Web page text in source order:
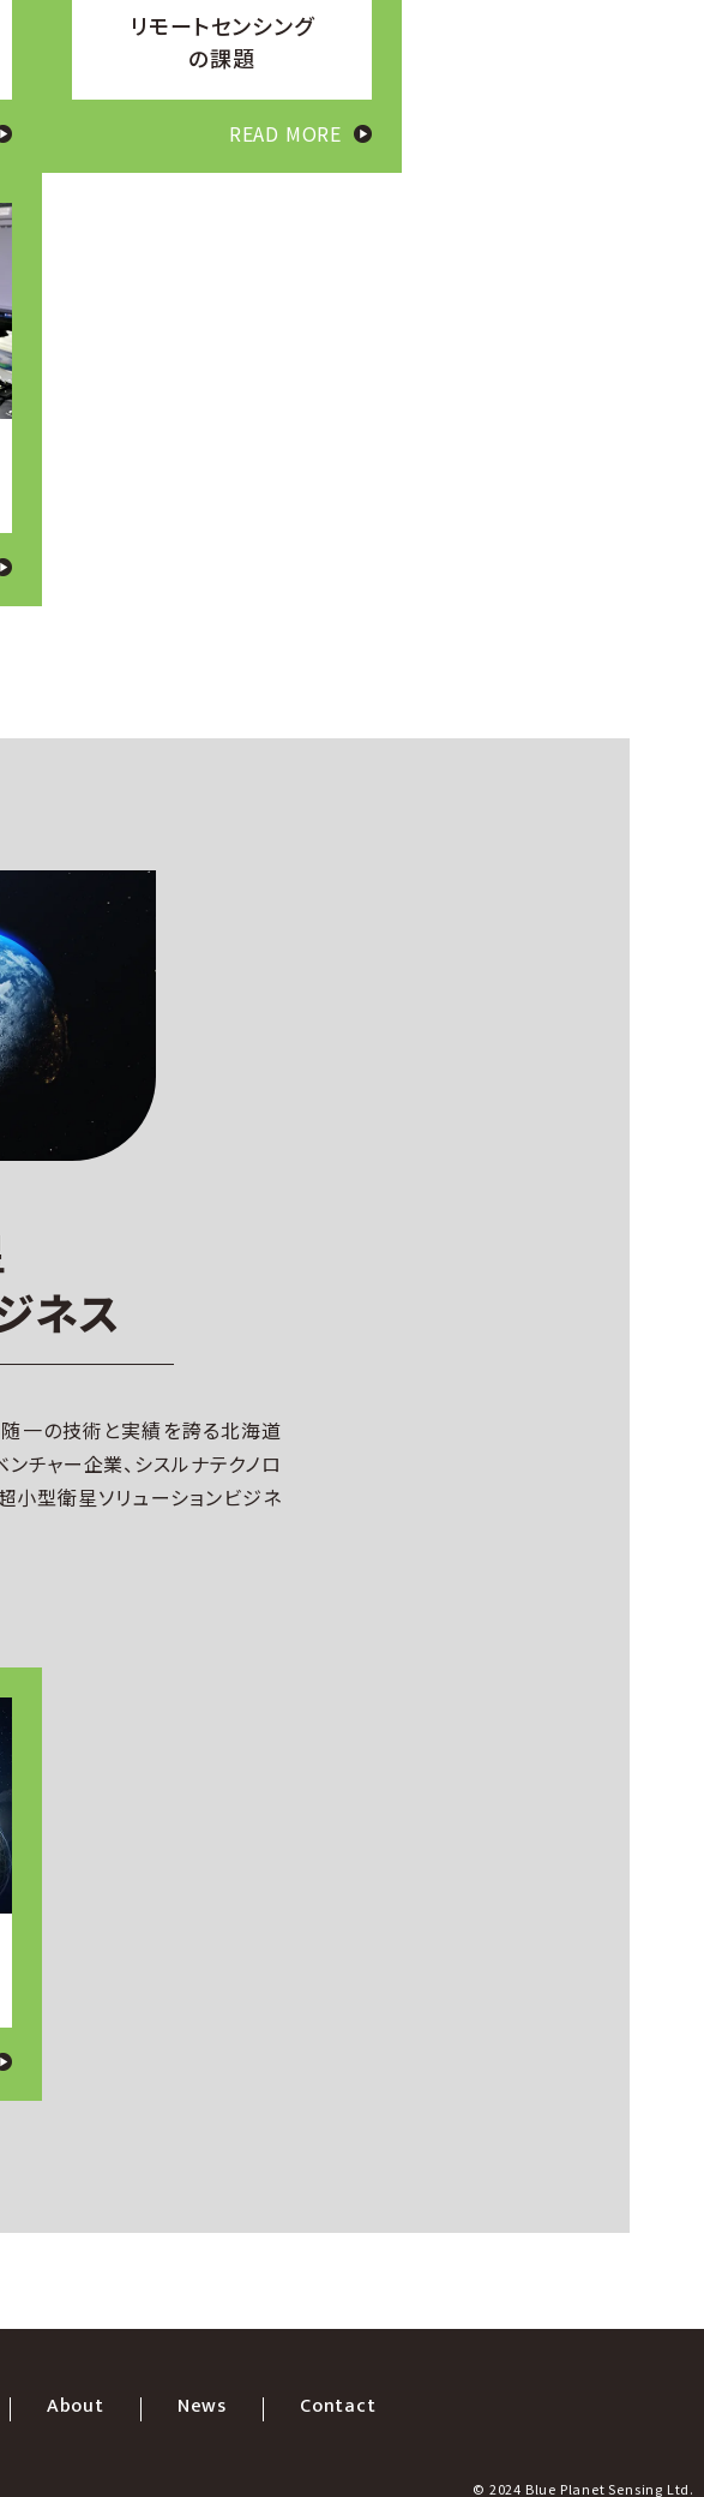
リモートセンシング
の課題
READ MORE
ネス
⼀の技術と実績を誇る北海道
チャー企業、シスルナテクノロ
⼩型衛星ソリューションビジネ
About News Contact
© 2024 Blue Planet Sensing Ltd.